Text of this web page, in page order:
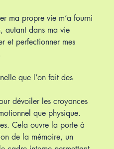
ma propre vie m’a fourni
autant dans ma vie
et perfectionner mes
que l’on fait des
dévoiler les croyances
que physique.
Cela ouvre la porte à
de la mémoire, un